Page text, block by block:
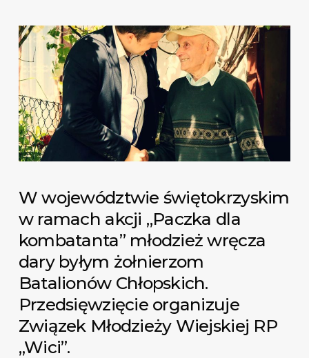
W województwie świętokrzyskim
w ramach akcji „Paczka dla
kombatanta” młodzież wręcza
dary byłym żołnierzom
Batalionów Chłopskich.
Przedsięwzięcie organizuje
Związek Młodzieży Wiejskiej RP
„Wici”.